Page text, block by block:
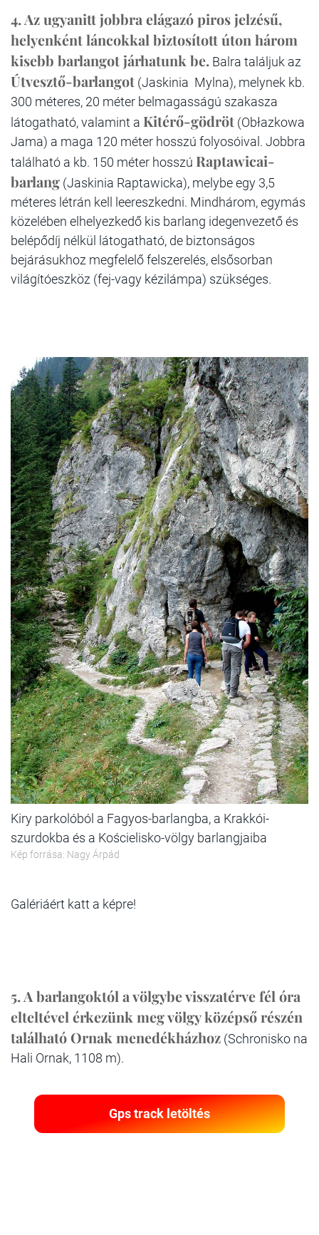
4. Az ugyanitt jobbra elágazó piros jelzésű,
helyenként láncokkal biztosított úton három
kisebb barlangot járhatunk be. Balra találjuk az
Útvesztő-barlangot (Jaskinia Mylna), melynek kb.
300 méteres, 20 méter belmagasságú szakasza
látogatható, valamint a Kitérő-gödröt (Obłazkowa
Jama) a maga 120 méter hosszú folyosóival. Jobbra
található a kb. 150 méter hosszú Raptawicai-
barlang (Jaskinia Raptawicka), melybe egy 3,5
méteres létrán kell leereszkedni. Mindhárom, egymás
közelében elhelyezkedő kis barlang idegenvezető és
belépődíj nélkül látogatható, de biztonságos
bejárásukhoz megfelelő felszerelés, elsősorban
világítóeszköz (fej-vagy kézilámpa) szükséges.
Kiry parkolóból a Fagyos-barlangba, a Krakkói-
szurdokba és a Kościelisko-völgy barlangjaiba
Kép forrása: Nagy Árpád
Galériáért katt a képre!
5. A barlangoktól a völgybe visszatérve fél óra
elteltével érkezünk meg völgy középső részén
található Ornak menedékházhoz (Schronisko na
Hali Ornak, 1108 m).
Gps track letöltés